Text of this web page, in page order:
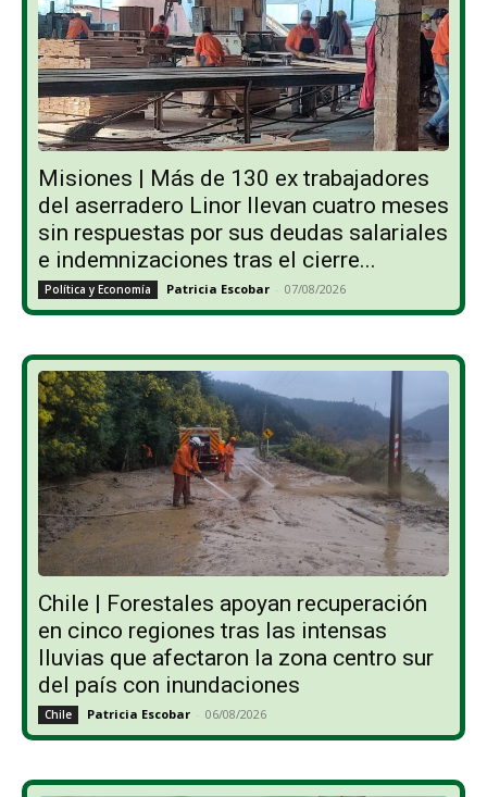
Misiones | Más de 130 ex trabajadores
del aserradero Linor llevan cuatro meses
sin respuestas por sus deudas salariales
e indemnizaciones tras el cierre...
Política y Economía Patricia Escobar - 07/08/2026
Chile | Forestales apoyan recuperación
en cinco regiones tras las intensas
lluvias que afectaron la zona centro sur
del país con inundaciones
Chile Patricia Escobar - 06/08/2026